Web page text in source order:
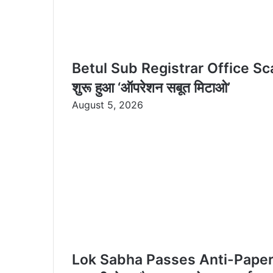
Betul Sub Registrar Office
शुरू हुआ ‘ऑपरेशन सबूत मिटाओ’
August 5, 2026
Lok Sabha Passes Anti-Paper